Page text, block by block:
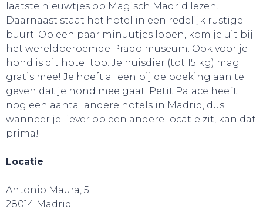
laatste nieuwtjes op Magisch Madrid lezen.
Daarnaast staat het hotel in een redelijk rustige
buurt. Op een paar minuutjes lopen, kom je uit bij
het wereldberoemde Prado museum. Ook voor je
hond is dit hotel top. Je huisdier (tot 15 kg) mag
gratis mee! Je hoeft alleen bij de boeking aan te
geven dat je hond mee gaat. Petit Palace heeft
nog een aantal andere hotels in Madrid, dus
wanneer je liever op een andere locatie zit, kan dat
prima!
Locatie
Antonio Maura, 5
28014 Madrid